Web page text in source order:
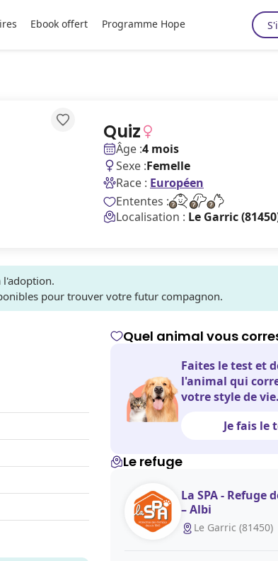
Ebook offert Programme Hope
Quiz
Âge :4 mois
Sexe :Femelle
Race : Européen
Ententes :
Localisation : Le Garric
pour trouver votre futur compagnon.
Quel animal vous
Faites le test et
l'animal qui
votre style de vie.
Je fais le
Le refuge
La SPA - Refuge
– Albi
Le Garric (81450)